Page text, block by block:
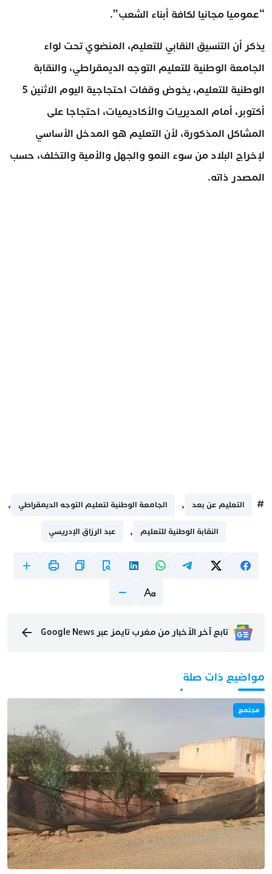
“عموميا مجانيا لكافة أبناء الشعب”.
يذكر أن التنسيق النقابي للتعليم، المنضوي تحت لواء
الجامعة الوطنية للتعليم التوجه الديمقراطي، والنقابة
الوطنية للتعليم، يخوض وقفات احتجاجية اليوم الاثنين 5
أكتوبر، أمام المديريات والأكاديميات، احتجاجا على
المشاكل المذكورة، لأن التعليم هو المدخل الأساسي
لإخراج البلاد من سوء النمو والجهل والأمية والتخلف، حسب
المصدر ذاته.
# التعليم عن بعد , الجامعة الوطنية لتعليم التوجه الديمقراطي ,
النقابة الوطنية للتعليم , عبد الرزاق الإدريسي
تابع آخر الأخبار من مغرب تايمز عبر Google News
مواضيع ذات صلة
مجتمع